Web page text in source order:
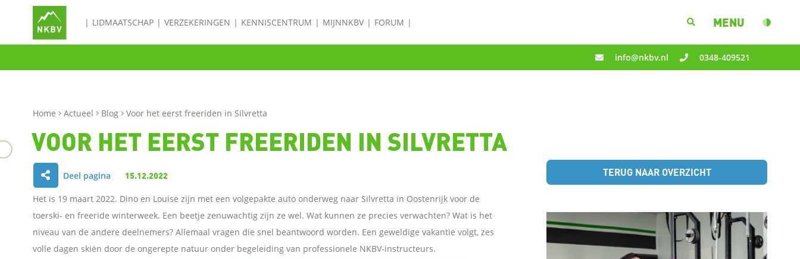
LIDMAATSCHAP VERZEKERINGEN KENNISCENTRUM MIJNNKBV FORUM MENU
info@nkbv.nl 0348-409521
Home Actueel Blog Voor het eerst freeriden in Silvretta
VOOR HET EERST FREERIDEN IN SILVRETTA
Deel pagina 15.12.2022
e
l
Het is 19 maart 2022. Dino en Louise zijn met een volgepakte auto onderweg naar Silvretta in Oostenrijk voor de
toerski- en freeride winterweek. Een beetje zenuwachtig zijn ze wel. Wat kunnen ze precies verwachten? Wat is het
niveau van de andere deelnemers? Allemaal vragen die snel beantwoord worden. Een geweldige vakantie volgt, zes
volle dagen skiën door de ongerepte natuur onder begeleiding van professionele NKBV-instructeurs.
TERUG NAAR OVERZICHT